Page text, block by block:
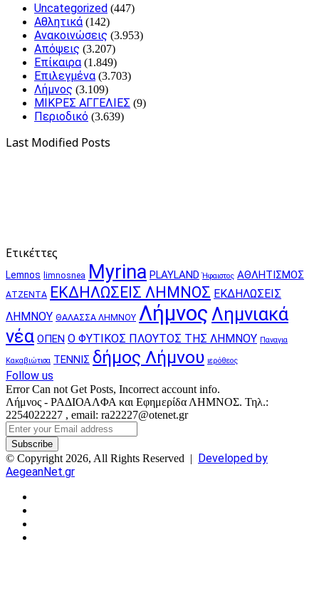
Uncategorized (447)
Αθλητικά (142)
Ανακοινώσεις (3.953)
Απόψεις (3.207)
Επίκαιρα (1.849)
Επιλεγμένα (3.703)
Λήμνος (3.109)
ΜΙΚΡΕΣ ΑΓΓΕΛΙΕΣ (9)
Περιοδικό (3.639)
Last Modified Posts
Ετικέττες
Lemnos limnosnea Myrina PLAYLAND Ήφαιστος ΑΘΛΗΤΙΣΜΟΣ
ΑΤΖΕΝΤΑ ΕΚΔΗΛΩΣΕΙΣ ΛΗΜΝΟΣ ΕΚΔΗΛΩΣΕΙΣ
ΛΗΜΝΟΥ ΘΑΛΑΣΣΑ ΛΗΜΝΟΥ Λήμνος Λημνιακά
νέα ΟΠΕΝ Ο ΦΥΤΙΚΟΣ ΠΛΟΥΤΟΣ ΤΗΣ ΛΗΜΝΟΥ Παναγια
Κακαβιώτισα ΤΕΝΝΙΣ δήμος Λήμνου ιερόθεος
Follow us
Error Can not Get Posts, Incorrect account info.
Λήμνος - ΡΑΔΙΟΑΛΦΑ και Εφημερίδα ΛΗΜΝΟΣ. Τηλ.:
2254022227 , email: ra22227@otenet.gr
Enter
your
Email
address
© Copyright 2026, All Rights Reserved | Developed by
AegeanNet.gr